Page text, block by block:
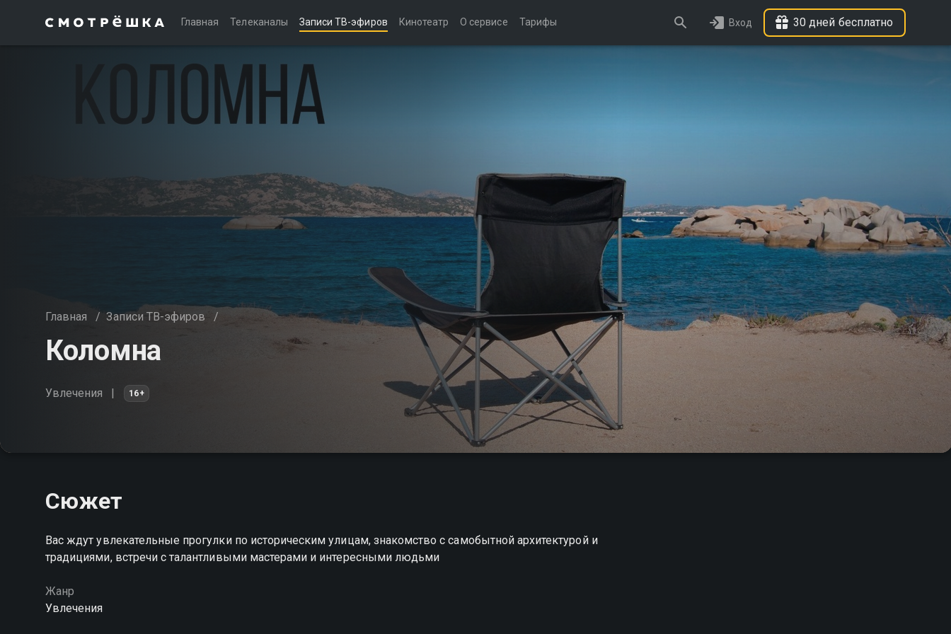
Главная Телеканалы Записи ТВ-эфиров Кинотеатр О сервисе Тарифы Вход 30 дней бесплатно
Главная / Записи ТВ-эфиров /
Коломна
Увлечения 16+
Сюжет
Вас ждут увлекательные прогулки по историческим улицам, знакомство с самобытной архитектурой и
традициями, встречи с талантливыми мастерами и интересными людьми
Жанр
Увлечения